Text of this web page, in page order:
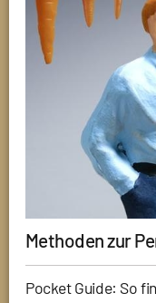
Methoden zur
Pocket Guide: So